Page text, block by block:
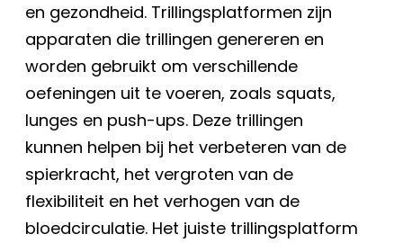
en gezondheid. Trillingsplatformen zijn
apparaten die trillingen genereren en
worden gebruikt om verschillende
oefeningen uit te voeren, zoals squats,
lunges en push-ups. Deze trillingen
kunnen helpen bij het verbeteren van de
spierkracht, het vergroten van de
flexibiliteit en het verhogen van de
bloedcirculatie. Het juiste trillingsplatform